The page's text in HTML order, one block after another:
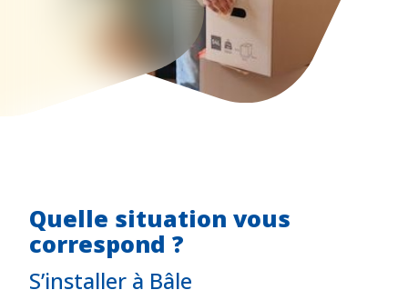
Quelle situation vous
correspond ?
S’installer à Bâle